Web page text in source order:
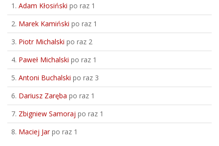
1. Adam Kłosiński po raz 1
2. Marek Kamiński po raz 1
3. Piotr Michalski po raz 2
4. Paweł Michalski po raz 1
5. Antoni Buchalski po raz 3
6. Dariusz Zaręba po raz 1
7. Zbigniew Samoraj po raz 1
8. Maciej Jarpo raz 1